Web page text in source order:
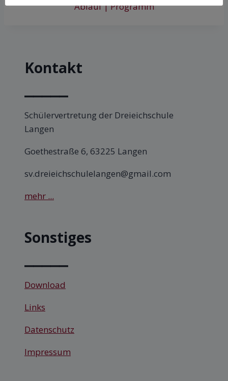
Ablauf | Programm
Kontakt
Schülervertretung der Dreieichschule
Langen
Goethestraße 6, 63225 Langen
sv.dreieichschulelangen@gmail.com
mehr ...
Sonstiges
Download
Links
Datenschutz
Impressum